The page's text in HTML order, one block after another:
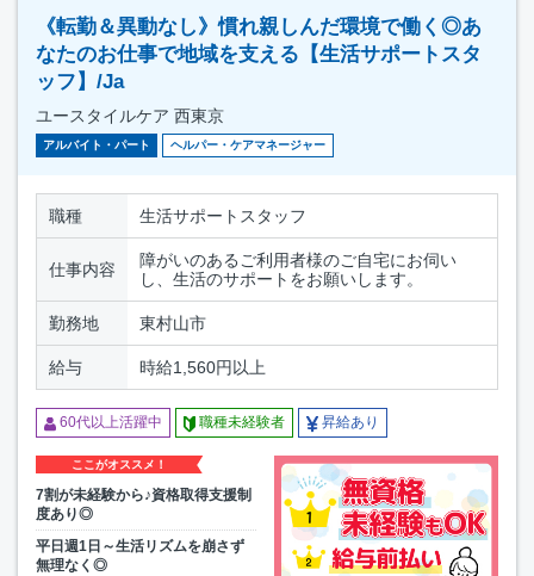
《転勤＆異動なし》慣れ親しんだ環境で働く◎あ
なたのお仕事で地域を支える【生活サポートスタ
ッフ】/Ja
ユースタイルケア 西東京
アルバイト・パート ヘルパー・ケアマネージャー
職種 生活サポートスタッフ
仕事内容
障がいのあるご利用者様のご自宅にお伺い
し、生活のサポートをお願いします。
勤務地 東村山市
給与 時給1,560円以上
60代以上活躍中 職種未経験者 昇給あり
ここがオススメ！
7割が未経験から♪資格取得支援制
度あり◎
平日週1日～生活リズムを崩さず
無理なく◎